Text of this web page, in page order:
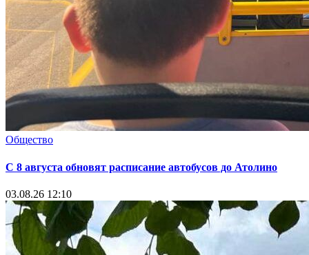
Общество
С 8 августа обновят расписание автобусов до Атолино
03.08.26 12:10